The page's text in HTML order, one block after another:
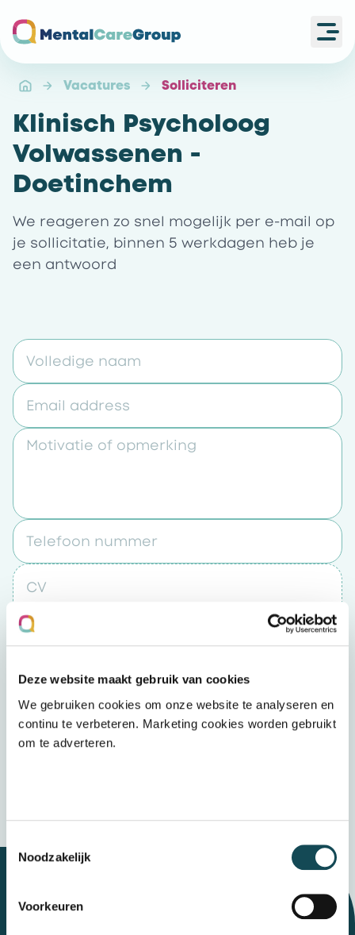
Deze website maakt gebruik van cookies
We gebruiken cookies om onze website te analyseren en
continu te verbeteren. Marketing cookies worden gebruikt
om te adverteren.
Noodzakelijk
Voorkeuren
Vacatures Solliciteren
Klinisch Psycholoog
Volwassenen -
Doetinchem
We reageren zo snel mogelijk per e-mail op
je sollicitatie, binnen 5 werkdagen heb je
een antwoord
Volledige naam
Email address
Motivatie of opmerking
Telefoon nummer
CV
Door op “verzenden” te klikken accepteert u
hetprivacybeleid